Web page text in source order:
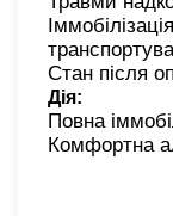
Стан після
Дія:
Повна
Комфортна